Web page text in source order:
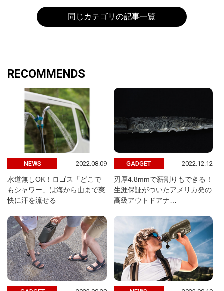
同じカテゴリの記事一覧
RECOMMENDS
NEWS 2022.08.09
水道無しOK！ロゴス「どこで
もシャワー」は海から山まで爽
快に汗を流せる
GADGET 2022.12.12
刃厚4.8mmで薪割りもできる！
生涯保証がついたアメリカ発の
高級アウトドアナ…